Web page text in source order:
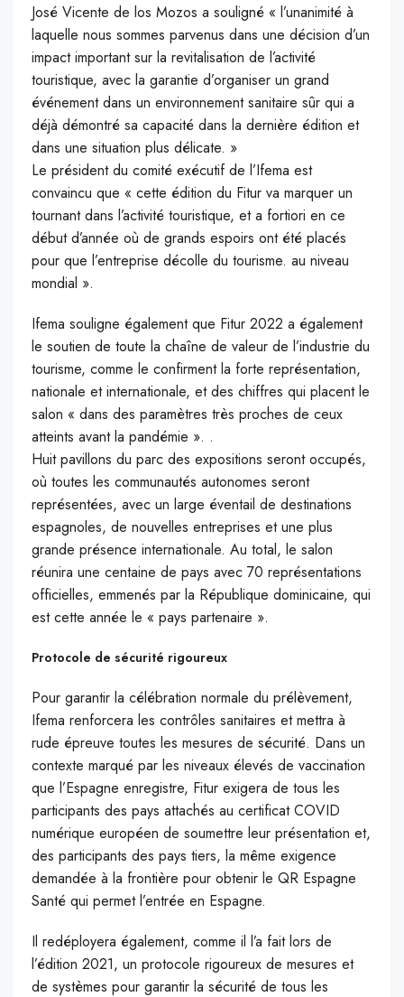
José Vicente de los Mozos a souligné « l’unanimité à
laquelle nous sommes parvenus dans une décision d’un
impact important sur la revitalisation de l’activité
touristique, avec la garantie d’organiser un grand
événement dans un environnement sanitaire sûr qui a
déjà démontré sa capacité dans la dernière édition et
dans une situation plus délicate. »
Le président du comité exécutif de l’Ifema est
convaincu que « cette édition du Fitur va marquer un
tournant dans l’activité touristique, et a fortiori en ce
début d’année où de grands espoirs ont été placés
pour que l’entreprise décolle du tourisme. au niveau
mondial ».
Ifema souligne également que Fitur 2022 a également
le soutien de toute la chaîne de valeur de l’industrie du
tourisme, comme le confirment la forte représentation,
nationale et internationale, et des chiffres qui placent le
salon « dans des paramètres très proches de ceux
atteints avant la pandémie ». .
Huit pavillons du parc des expositions seront occupés,
où toutes les communautés autonomes seront
représentées, avec un large éventail de destinations
espagnoles, de nouvelles entreprises et une plus
grande présence internationale. Au total, le salon
réunira une centaine de pays avec 70 représentations
officielles, emmenés par la République dominicaine, qui
est cette année le « pays partenaire ».
Protocole de sécurité rigoureux
Pour garantir la célébration normale du prélèvement,
Ifema renforcera les contrôles sanitaires et mettra à
rude épreuve toutes les mesures de sécurité. Dans un
contexte marqué par les niveaux élevés de vaccination
que l’Espagne enregistre, Fitur exigera de tous les
participants des pays attachés au certificat COVID
numérique européen de soumettre leur présentation et,
des participants des pays tiers, la même exigence
demandée à la frontière pour obtenir le QR Espagne
Santé qui permet l’entrée en Espagne.
Il redéployera également, comme il l’a fait lors de
l’édition 2021, un protocole rigoureux de mesures et
de systèmes pour garantir la sécurité de tous les